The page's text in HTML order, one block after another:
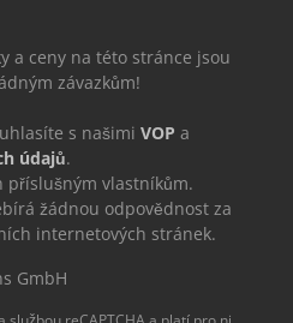
a ceny na této stránce jsou
závazkům!
s našimi VOP a
údajů.
příslušným vlastníkům.
žádnou odpovědnost za
internetových stránek.
GmbH